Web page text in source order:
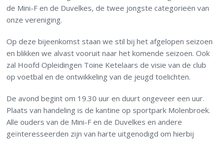
de Mini-F en de Duvelkes, de twee jongste categorieën van
onze vereniging.
Op deze bijeenkomst staan we stil bij het afgelopen seizoen
en blikken we alvast vooruit naar het komende seizoen. Ook
zal Hoofd Opleidingen Toine Ketelaars de visie van de club
op voetbal en de ontwikkeling van de jeugd toelichten.
De avond begint om 19.30 uur en duurt ongeveer een uur.
Plaats van handeling is de kantine op sportpark Molenbroek.
Alle ouders van de Mini-F en de Duvelkes en andere
geïnteresseerden zijn van harte uitgenodigd om hierbij